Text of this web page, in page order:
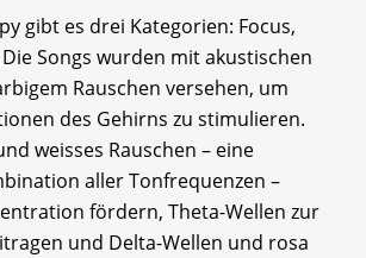
gibt es drei Kategorien: Focus,
Die Songs wurden mit akustischen
Rauschen versehen, um
des Gehirns zu stimulieren.
weisses Rauschen – eine
aller Tonfrequenzen –
fördern, Theta-Wellen zur
und Delta-Wellen und rosa